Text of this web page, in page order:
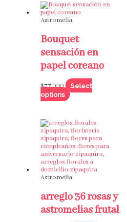
Astromelia
Bouquet
sensación en
papel coreano
$77,000
Select
options
Astromelia
arreglo 36 rosas y
astromelias frutal